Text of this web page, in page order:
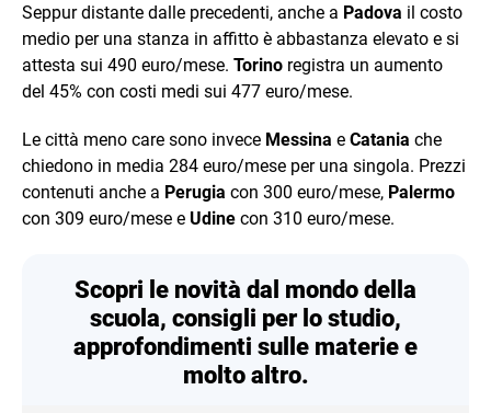
Seppur distante dalle precedenti, anche a Padova il costo
medio per una stanza in affitto è abbastanza elevato e si
attesta sui 490 euro/mese. Torino registra un aumento
del 45% con costi medi sui 477 euro/mese.
Le città meno care sono invece Messina e Catania che
chiedono in media 284 euro/mese per una singola. Prezzi
contenuti anche a Perugia con 300 euro/mese, Palermo
con 309 euro/mese e Udine con 310 euro/mese.
Scopri le novità dal mondo della
scuola, consigli per lo studio,
approfondimenti sulle materie e
molto altro.